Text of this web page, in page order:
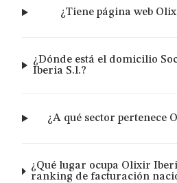
¿Tiene página web
¿Dónde está el domicilio
Iberia S.l.?
¿A qué sector pertenece
¿Qué lugar ocupa Olixir
ranking de facturación